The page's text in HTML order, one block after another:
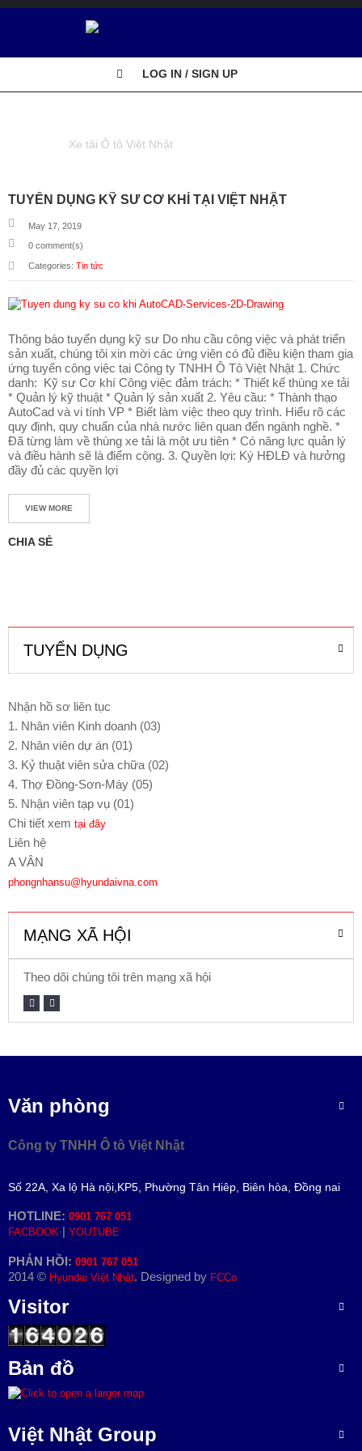
Ô
Ậ
XE TẢI
D
C
H
V
Ụ
&
P
H
Ụ
T
Ù
D
N
Ứ
C
L
I
Ê
N
H
Ệ
LOG IN / SIGN UP
Xe tải Ô tô Việt Nhật
TUYỂN DỤNG KỸ SƯ CƠ KHÍ TẠI VIỆT NHẬT
May 17, 2019
0 comment(s)
Categories: Tin tức
Thông báo tuyển dụng kỹ sư Do nhu cầu công việc và phát triển
sản xuất, chúng tôi xin mời các ứng viên có đủ điều kiện tham gia
ứng tuyển công việc tại Công ty TNHH Ô Tô Việt Nhật 1. Chức
danh: Kỹ sư Cơ khí Công việc đảm trách: * Thiết kế thùng xe tải
* Quản lý kỹ thuật * Quản lý sản xuất 2. Yêu cầu: * Thành thạo
AutoCad và vi tính VP * Biết làm việc theo quy trình. Hiểu rõ các
quy định, quy chuẩn của nhà nước liên quan đến ngành nghề. *
Đã từng làm về thùng xe tải là một ưu tiên * Có năng lực quản lý
và điều hành sẽ là điểm cộng. 3. Quyền lợi: Ký HĐLĐ và hưởng
đầy đủ các quyền lợi
VIEW MORE
CHIA SẺ
TUYỂN DỤNG
Nhận hồ sơ liên tục
1. Nhân viên Kinh doanh (03)
2. Nhân viên dự án (01)
3. Kỷ thuật viên sửa chữa (02)
4. Thợ Đồng-Sơn-Máy (05)
5. Nhận viên tạp vụ (01)
Chi tiết xem tại đây
Liên hệ
A VÂN
phongnhansu@hyundaivna.com
MẠNG XÃ HỘI
Theo dõi chúng tôi trên mạng xã hội
Văn phòng
Công ty TNHH Ô tô Việt Nhật
Số 22A, Xa lộ Hà nội,KP5, Phường Tân Hiêp, Biên hòa, Đồng nai
HOTLINE: 0901 767 051
FACBOOK | YOUTUBE
PHẢN HỒI: 0901 767 051
2014 © Hyundai Việt Nhật. Designed by FCCo
Visitor
Bản đồ
Việt Nhật Group